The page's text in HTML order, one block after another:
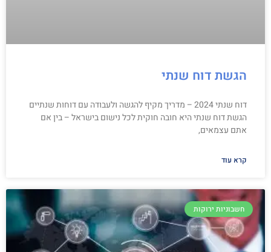
הגשת דוח שנתי
דוח שנתי 2024 – מדריך מקיף להגשה ולעבודה עם דוחות שנתיים
הגשת דוח שנתי היא חובה חוקית לכל נישום בישראל – בין אם
אתם עצמאים,
קרא עוד
חשבוניות ירוקות